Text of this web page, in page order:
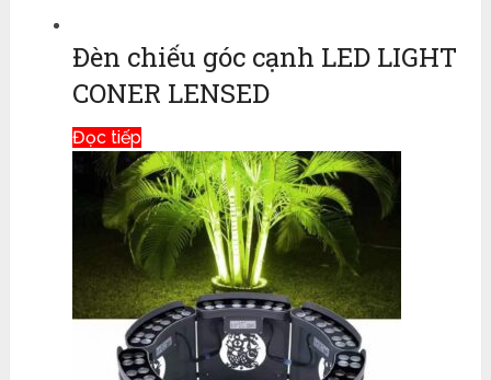
Đèn chiếu góc cạnh LED LIGHT
CONER LENSED
Đọc tiếp